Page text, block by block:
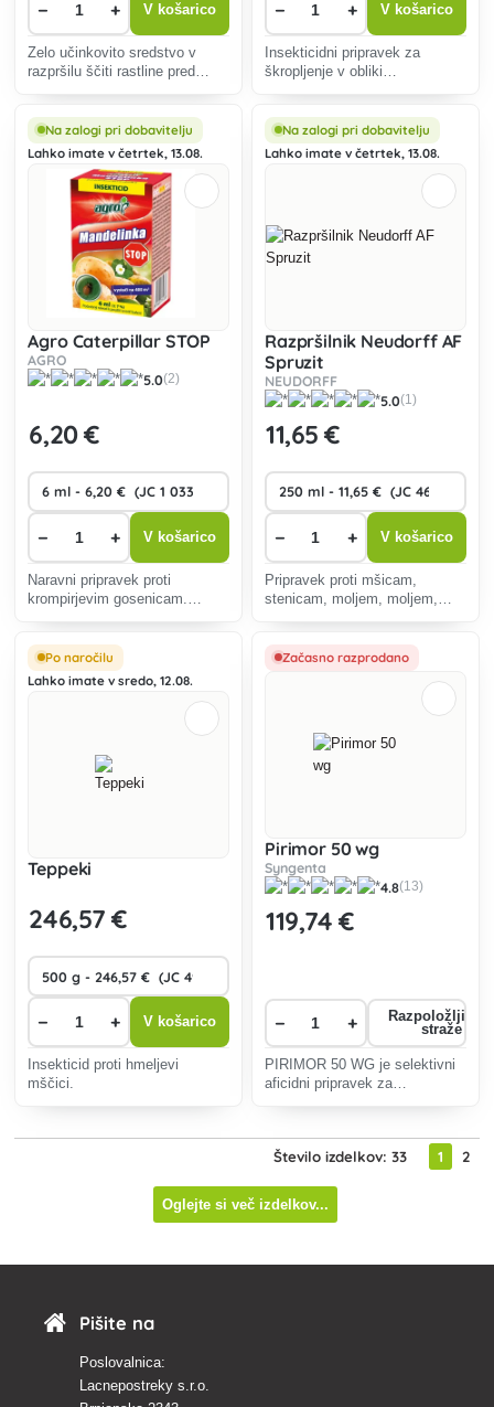
− + V košarico
Zelo učinkovito sredstvo v
razpršilu ščiti rastline pred
rezultati, nežen do rastlin.
Idealno za okrasne in
− + V košarico
Insekticidni pripravek za
škropljenje v obliki
piretroida za zatiranje škodljivih
žuželk v širokem spektru
poljščin in posebnih kulturni
Na zalogi pri dobavitelju
Lahko imate v četrtek, 13.08.
Agro Caterpillar STOP
AGRO
5.0(2)
6,20 €
− + V košarico
Naravni pripravek proti
krompirjevim gosenicam.
Na zalogi pri dobavitelju
Lahko imate v četrtek, 13.08.
Razpršilnik Neudorff AF
Spruzit
NEUDORFF
5.0(1)
11,65 €
− + V košarico
Pripravek proti mšicam,
stenicam, moljem, moljem,
sesalcev.
Po naročilu
Lahko imate v sredo, 12.08.
Teppeki
246,57 €
− + V košarico
Insekticid proti hmeljevi
mščici.
Začasno razprodano
Pirimor 50 wg
Syngenta
4.8(13)
119,74 €
− +
Razpoložljivost
straže
PIRIMOR 50 WG je selektivni
aficidni pripravek za
gozdarstvu.
Število izdelkov: 33 1 2
Oglejte si več izdelkov...
Pišite na
Poslovalnica:
Lacnepostreky s.r.o.